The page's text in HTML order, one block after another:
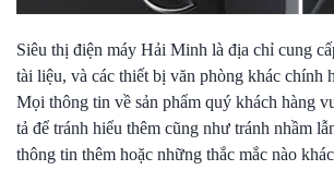
Siêu thị điện máy Hải Minh là địa chỉ cung
tài liệu, và các thiết bị văn phòng khác chính
Mọi thông tin về sản phẩm quý khách hàng
tả để tránh hiểu thêm cũng như tránh nhầm
thông tin thêm hoặc những thắc mắc nào